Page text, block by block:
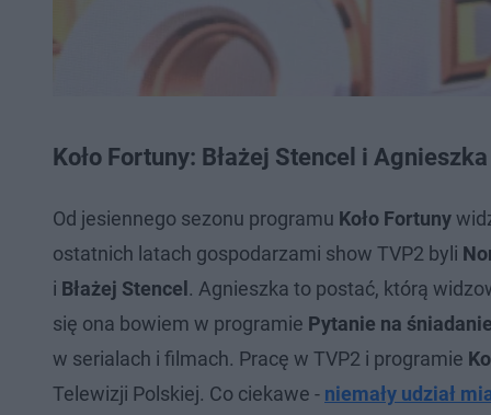
Koło Fortuny: Błażej Stencel i
Od jesiennego sezonu programu Koło Fortuny
ostatnich latach gospodarzami show TVP2 byli
i Błażej Stencel . Agnieszka to postać, którą
się ona bowiem w programie Pytanie na śniadanie
w serialach i filmach. Pracę w TVP2 i programie
Telewizji Polskiej. Co ciekawe - niemały udział